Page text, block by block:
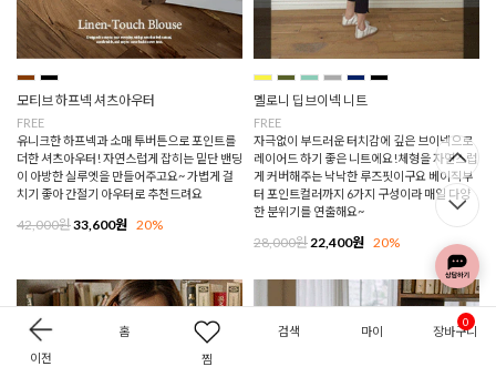
이전
홈
찜
검색 마이 장바구니
0
모티브 하프넥 셔츠아우터
FREE
유니크한 하프넥과 소매 투버튼으로 포인트를
더한 셔츠아우터! 자연스럽게 잡히는 밑단 밴딩
이 아방한 실루엣을 만들어주고요~ 가볍게 걸
치기 좋아 간절기 아우터로 추천드려요
42,000원33,600원 20%
멜로니 딥브이넥 니트
FREE
자극없이 부드러운 터치감에 깊은 브이넥으로
레이어드 하기 좋은 니트에요!체형을 자연스럽
게 커버해주는 낙낙한 루즈핏이구요 베이직부
터 포인트컬러까지 6가지 구성이라 매일 다양
한 분위기를 연출해요~
28,000원 22,400원 20%